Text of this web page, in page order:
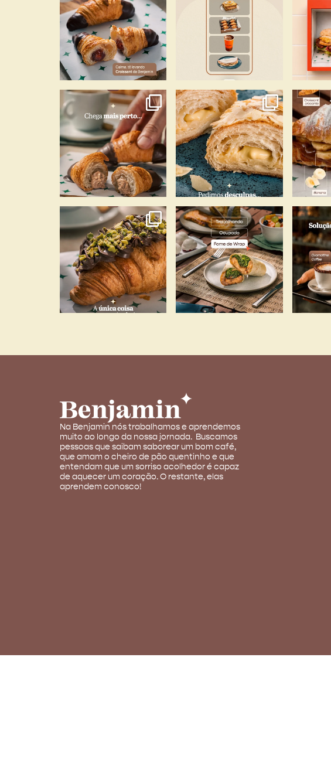
Na Benjamin nós trabalhamos e aprendemos
muito ao longo da nossa jornada. Buscamos
pessoas que saibam saborear um bom café,
que amam o cheiro de pão quentinho e que
entendam que um sorriso acolhedor é capaz
de aquecer um coração. O restante, elas
aprendem conosco!